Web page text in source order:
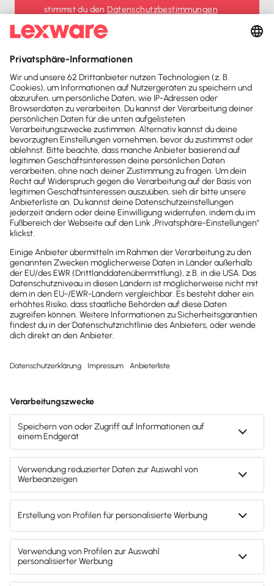
stimmst du denDatenschutz­bestimmungen
und denAGBzu.
Sofort50%
Newsletter
Brandheiße
News direkt in
dein Postfach
wichtige News zu
Gesetzesänderungen,
hilfreiche Praxis-Tipps und
kostenlose Tools für
Unternehmen erhalten?
Dann abonniere unseren
Mach's dir leicht und gib deinem Business den
entscheidenden Push – mit unserer Software für
Buchhaltung & Lohn.
Lösungen